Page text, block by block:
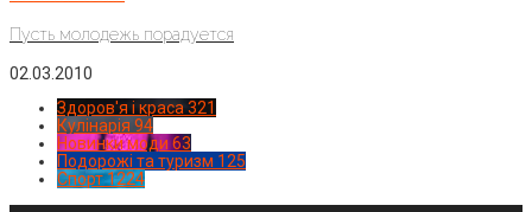
Пусть молодежь порадуется
02.03.2010
Здоров'я і краса 321
Кулінарія 94
Новинки моди 63
Подорожі та туризм 125
Спорт1224